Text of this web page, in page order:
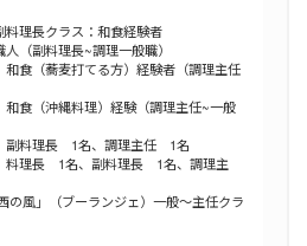
理長クラス：和食経験者
（副料理長~調理一般職）
食（蕎麦打てる方）経験者（調理主任
食（沖縄料理）経験（調理主任~一般
副料理長 1名、調理主任 1名
料理長 1名、副料理長 1名、調理主
風」（ブーランジェ）一般〜主任クラ